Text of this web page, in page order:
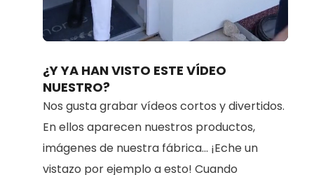
Unmute Loaded
100.00%
¿Y YA HAN VISTO ESTE VÍDEO
NUESTRO?
Nos gusta grabar vídeos cortos y divertidos.
En ellos aparecen nuestros productos,
imágenes de nuestra fábrica... ¡Eche un
vistazo por ejemplo a esto! Cuando